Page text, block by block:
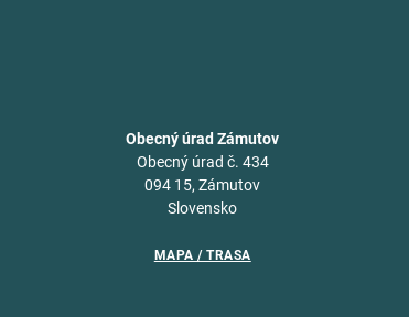
Obecný úrad Zámutov
Obecný úrad č. 434
094 15, Zámutov
Slovensko
MAPA / TRASA